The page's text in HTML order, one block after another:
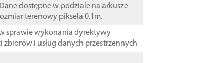
dostępne w podziale na arkusze
terenowy piksela 0.1m.
w sprawie wykonania dyrektywy
i usług danych przestrzennych